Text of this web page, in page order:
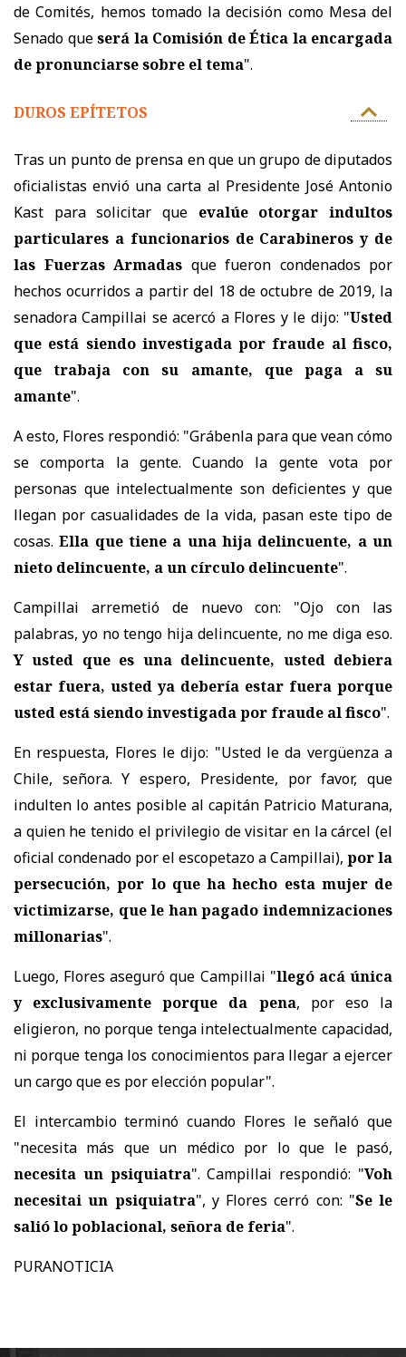
de Comités, hemos tomado la decisión como Mesa del
Senado queserá la Comisión de Ética la encargada
de pronunciarse sobre el tema".
DUROS EPÍTETOS
Tras un punto de prensa en que un grupo de diputados
oficialistas envió una carta al Presidente José Antonio
Kast para solicitar que evalúe otorgar indultos
particulares a funcionarios de Carabineros y de
las Fuerzas Armadas que fueron condenados por
hechos ocurridos a partir del 18 de octubre de 2019, la
senadora Campillai se acercó a Flores y le dijo: "Usted
que está siendo investigada por fraude al fisco,
que trabaja con su amante, que paga a su
amante".
A esto, Flores respondió: "Grábenla para que vean cómo
se comporta la gente. Cuando la gente vota por
personas que intelectualmente son deficientes y que
llegan por casualidades de la vida, pasan este tipo de
cosas.Ella que tiene a una hija delincuente, a un
nieto delincuente, a un círculo delincuente".
Campillai arremetió de nuevo con: "Ojo con las
palabras, yo no tengo hija delincuente, no me diga eso.
Y usted que es una delincuente, usted debiera
estar fuera, usted ya debería estar fuera porque
usted está siendo investigada por fraude al fisco".
En respuesta, Flores le dijo: "Usted le da vergüenza a
Chile, señora. Y espero, Presidente, por favor, que
indulten lo antes posible al capitán Patricio Maturana,
a quien he tenido el privilegio de visitar en la cárcel (el
oficial condenado por el escopetazo a Campillai), por la
persecución, por lo que ha hecho esta mujer de
victimizarse, que le han pagado indemnizaciones
millonarias".
Luego, Flores aseguró que Campillai "llegó acá única
y exclusivamente porque da pena, por eso la
eligieron, no porque tenga intelectualmente capacidad,
ni porque tenga los conocimientos para llegar a ejercer
un cargo que es por elección popular".
El intercambio terminó cuando Flores le señaló que
"necesita más que un médico por lo que le pasó,
necesita un psiquiatra". Campillai respondió: "Voh
necesitai un psiquiatra", y Flores cerró con: "Se le
salió lo poblacional, señora de feria".
PURANOTICIA